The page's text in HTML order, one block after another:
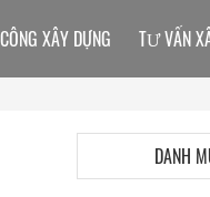
XÂY DỰNG TƯ VẤN
DANH